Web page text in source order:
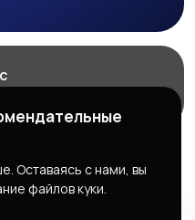
Экспресс Заказ
Оставаясь с нами, вы
файлов куки.